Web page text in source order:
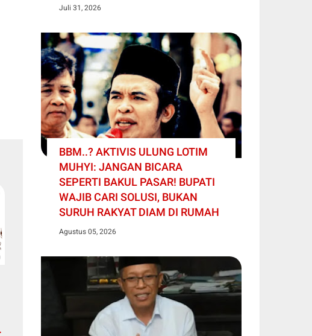
Juli 31, 2026
BBM..? AKTIVIS ULUNG LOTIM
MUHYI: JANGAN BICARA
SEPERTI BAKUL PASAR! BUPATI
WAJIB CARI SOLUSI, BUKAN
SURUH RAKYAT DIAM DI RUMAH
Agustus 05, 2026